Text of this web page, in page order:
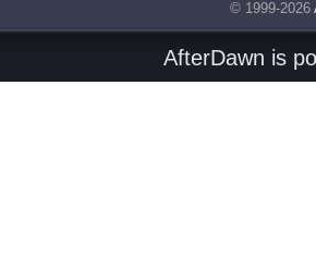
© 1999-2026
AfterDawn is